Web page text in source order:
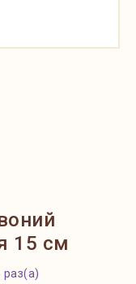
15 см
раз(а)